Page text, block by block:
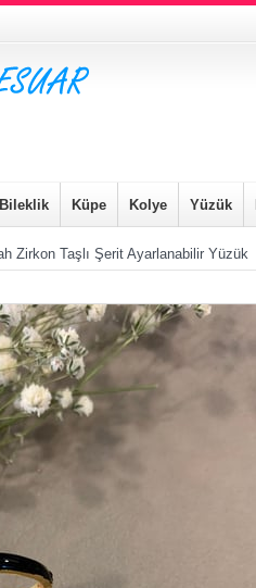
Bileklik Küpe Kolye Yüzük
Zirkon Taşlı Şerit Ayarlanabilir Yüzük